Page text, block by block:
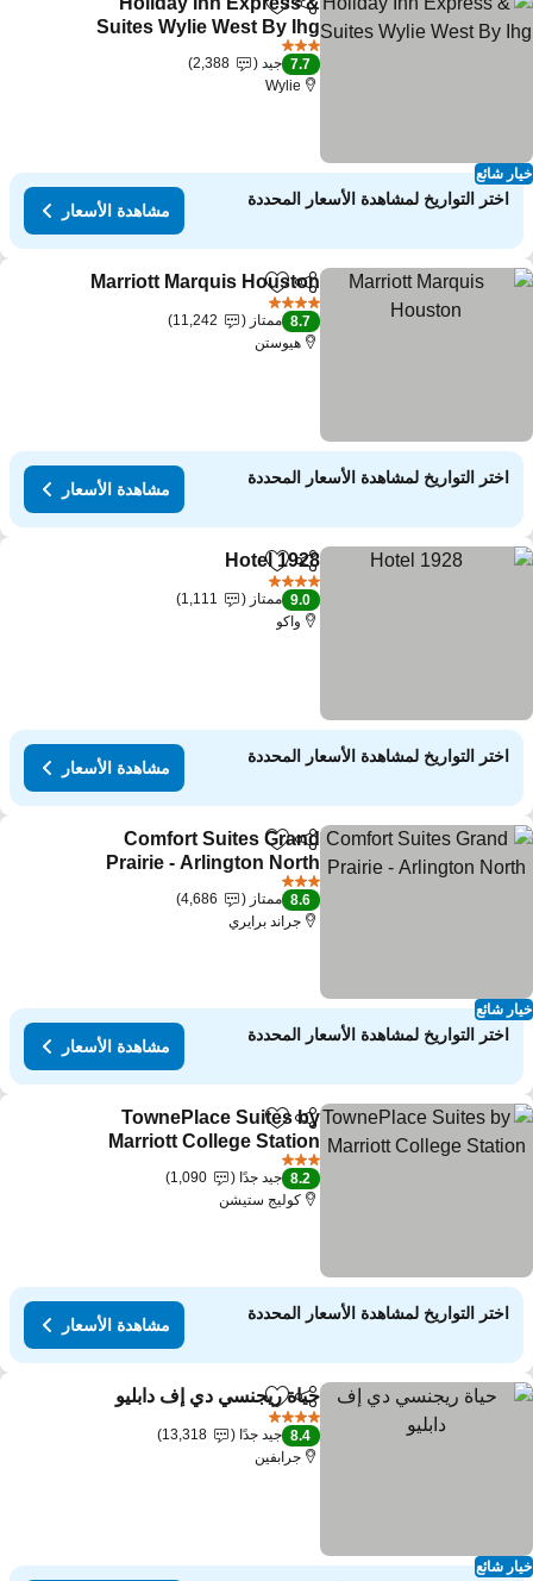
شائع
مشاركةAdd to favorites
Suites Wylie West By Ihg
مشاهدة الأسعار
7.7 جيد
2,388
Wylie
اختر التواريخ لمشاهدة الأسعار المحددة
مشاهدة الأسعار
مشاركةAdd to favorites
Marriott Marquis Houston
8.7 ممتاز
11,242
هيوستن
اختر التواريخ لمشاهدة الأسعار المحددة
مشاهدة الأسعار
مشاركةAdd to favorites
Hotel 1928
9.0 ممتاز
1,111
واكو
اختر التواريخ لمشاهدة الأسعار المحددة
مشاهدة الأسعار
شائع
مشاركةAdd to favorites
Comfort Suites Grand
Prairie - Arlington North
مشاهدة الأسعار
8.6 ممتاز
4,686
جراند برايري
اختر التواريخ لمشاهدة الأسعار المحددة
مشاهدة الأسعار
مشاركةAdd to favorites
TownePlace Suites by
Marriott College Station
مشاهدة الأسعار
8.2 جيد جدًا
1,090
كوليج ستيشن
اختر التواريخ لمشاهدة الأسعار المحددة
مشاهدة الأسعار
شائع
مشاركةAdd to favorites
حياة ريجنسي دي إف دابليو
8.4 جيد جدًا
13,318
جرابفين